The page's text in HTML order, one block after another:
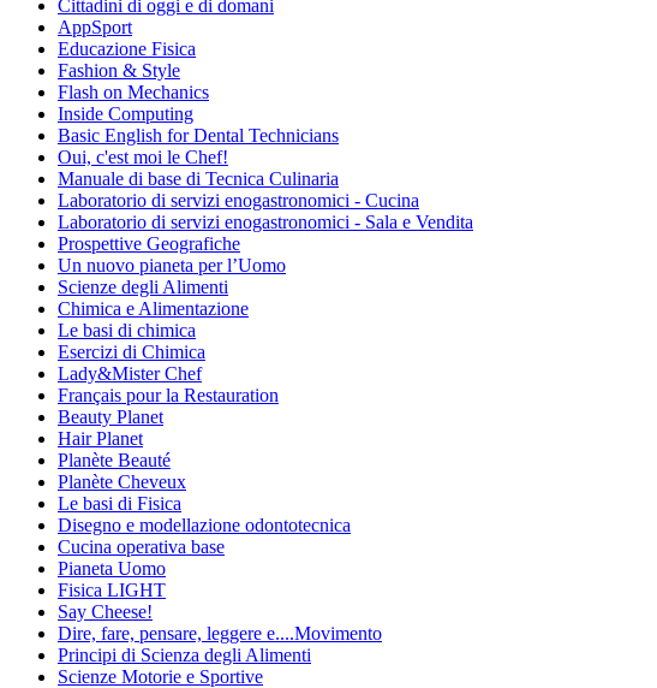
Cittadini di oggi e di domani
AppSport
Educazione Fisica
Fashion & Style
Flash on Mechanics
Inside Computing
Basic English for Dental Technicians
Oui, c'est moi le Chef!
Manuale di base di Tecnica Culinaria
Laboratorio di servizi enogastronomici - Cucina
Laboratorio di servizi enogastronomici - Sala e Vendita
Prospettive Geografiche
Un nuovo pianeta per l’Uomo
Scienze degli Alimenti
Chimica e Alimentazione
Le basi di chimica
Esercizi di Chimica
Lady&Mister Chef
Français pour la Restauration
Beauty Planet
Hair Planet
Planète Beauté
Planète Cheveux
Le basi di Fisica
Disegno e modellazione odontotecnica
Cucina operativa base
Pianeta Uomo
Fisica LIGHT
Say Cheese!
Dire, fare, pensare, leggere e....Movimento
Principi di Scienza degli Alimenti
Scienze Motorie e Sportive